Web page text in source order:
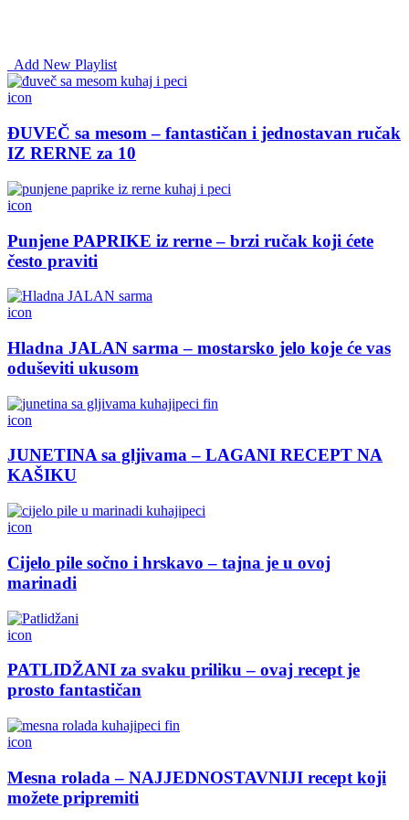
Add New Playlist
icon
ĐUVEČ sa mesom – fantastičan i jednostavan ručak
IZ RERNE za 10
icon
Punjene PAPRIKE iz rerne – brzi ručak koji ćete
često praviti
icon
Hladna JALAN sarma – mostarsko jelo koje će vas
oduševiti ukusom
icon
JUNETINA sa gljivama – LAGANI RECEPT NA
KAŠIKU
icon
Cijelo pile sočno i hrskavo – tajna je u ovoj
marinadi
icon
PATLIDŽANI za svaku priliku – ovaj recept je
prosto fantastičan
icon
Mesna rolada – NAJJEDNOSTAVNIJI recept koji
možete pripremiti